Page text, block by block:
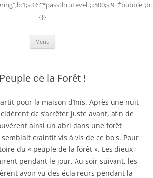
{}}
Menu
de la Forêt !
pour la maison d’Inis. Après une nuit
de s’arrêter juste avant, afin de
ainsi un abri dans une forêt
semblait craintif vis à vis de ce bois. Pour
du « peuple de la forêt ». Les dieux
pendant le jour. Au soir suivant, les
avoir vu des éclaireurs pendant la